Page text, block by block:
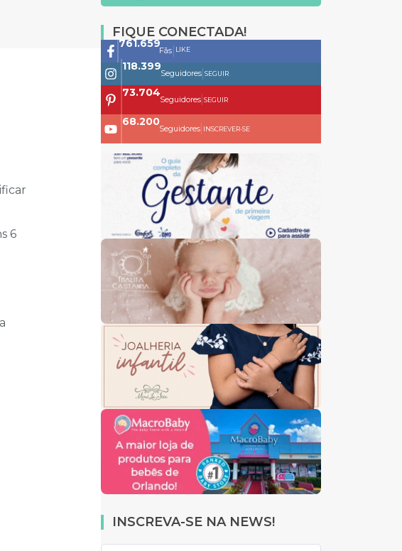
6
FIQUE CONECTADA!
761.659
Fãs LIKE
118.399
Seguidores| SEGUIR
73.704
Seguidores| SEGUIR
68.200
Seguidores| INSCREVER-SE
INSCREVA-SE NA NEWS!